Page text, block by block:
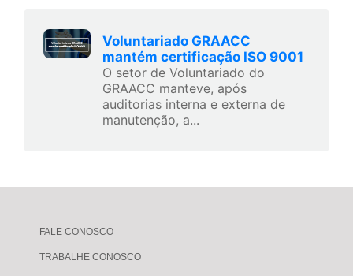
Voluntariado GRAACC
mantém certificação ISO 9001
O setor de Voluntariado do
GRAACC manteve, após
auditorias interna e externa de
manutenção, a...
FALE CONOSCO
TRABALHE CONOSCO